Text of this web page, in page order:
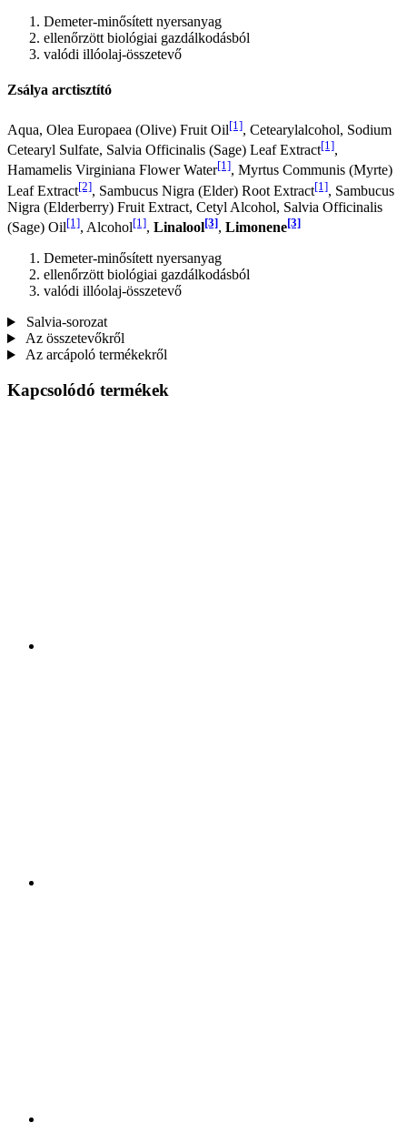
Demeter-minősített nyersanyag
ellenőrzött biológiai gazdálkodásból
valódi illóolaj-összetevő
Zsálya arctisztító
Aqua, Olea Europaea (Olive) Fruit Oil[1], Cetearylalcohol, Sodium
Cetearyl Sulfate, Salvia Officinalis (Sage) Leaf Extract[1],
Hamamelis Virginiana Flower Water[1], Myrtus Communis (Myrte)
Leaf Extract[2], Sambucus Nigra (Elder) Root Extract[1], Sambucus
Nigra (Elderberry) Fruit Extract, Cetyl Alcohol, Salvia Officinalis
(Sage) Oil[1], Alcohol[1], Linalool[3], Limonene[3]
Demeter-minősített nyersanyag
ellenőrzött biológiai gazdálkodásból
valódi illóolaj-összetevő
Salvia-sorozat
Az összetevőkről
Az arcápoló termékekről
Kapcsolódó termékek